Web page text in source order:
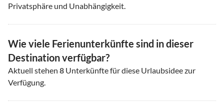
Privatsphäre und Unabhängigkeit.
Wie viele Ferienunterkünfte sind in dieser
Destination verfügbar?
Aktuell stehen 8 Unterkünfte für diese Urlaubsidee zur
Verfügung.